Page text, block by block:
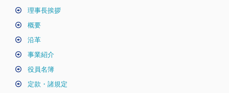
理事長挨拶
概要
沿革
事業紹介
役員名簿
定款・諸規定